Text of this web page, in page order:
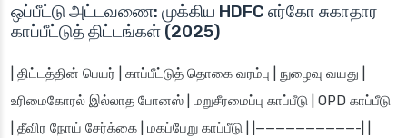
ஒப்பீட்டு அட்டவணை: முக்கிய HDFC எர்கோ சுகாதார
காப்பீட்டுத் திட்டங்கள் (2025)
| திட்டத்தின் பெயர் | காப்பீட்டுத் தொகை வரம்பு | நுழைவு வயது |
உரிமைகோரல் இல்லாத போனஸ் | மறுசீரமைப்பு காப்பீடு | OPD காப்பீடு
| தீவிர நோய் சேர்க்கை | மகப்பேறு காப்பீடு | |——————————-| |